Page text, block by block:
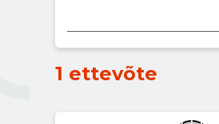
1 ettevõte